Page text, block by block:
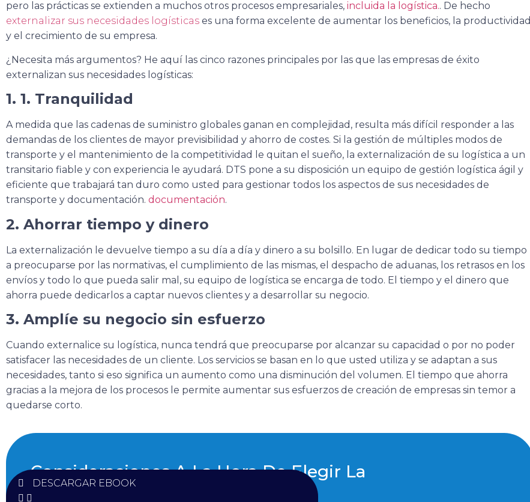
pero las prácticas se extienden a muchos otros procesos empresariales, incluida la logística.. De hecho
externalizar sus necesidades logísticas es una forma excelente de aumentar los beneficios, la productividad
y el crecimiento de su empresa.
¿Necesita más argumentos? He aquí las cinco razones principales por las que las empresas de éxito
externalizan sus necesidades logísticas:
1. 1. Tranquilidad
A medida que las cadenas de suministro globales ganan en complejidad, resulta más difícil responder a las
demandas de los clientes de mayor previsibilidad y ahorro de costes. Si la gestión de múltiples modos de
transporte y el mantenimiento de la competitividad le quitan el sueño, la externalización de su logística a un
transitario fiable y con experiencia le ayudará. DTS pone a su disposición un equipo de gestión logística ágil y
eficiente que trabajará tan duro como usted para gestionar todos los aspectos de sus necesidades de
transporte y documentación. documentación.
2. Ahorrar tiempo y dinero
La externalización le devuelve tiempo a su día a día y dinero a su bolsillo. En lugar de dedicar todo su tiempo
a preocuparse por las normativas, el cumplimiento de las mismas, el despacho de aduanas, los retrasos en los
envíos y todo lo que pueda salir mal, su equipo de logística se encarga de todo. El tiempo y el dinero que
ahorra puede dedicarlos a captar nuevos clientes y a desarrollar su negocio.
3. Amplíe su negocio sin esfuerzo
Cuando externalice su logística, nunca tendrá que preocuparse por alcanzar su capacidad o por no poder
satisfacer las necesidades de un cliente. Los servicios se basan en lo que usted utiliza y se adaptan a sus
necesidades, tanto si eso significa un aumento como una disminución del volumen. El tiempo que ahorra
gracias a la mejora de los procesos le permite aumentar sus esfuerzos de creación de empresas sin temor a
quedarse corto.
Consideraciones A La Hora De Elegir La
Ubicación De Un Almacén
DESCARGAR EBOOK